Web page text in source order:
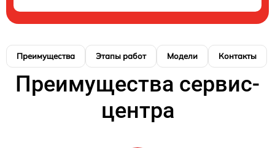
Преимущества Этапы работ Модели Контакты
Преимущества сервис-
центра